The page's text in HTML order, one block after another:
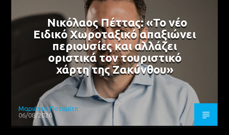
Νικόλαος Πέττας: «Το νέο
Ειδικό Χωροταξικό απαξιώνει
περιουσίες και αλλάζει
οριστικά τον τουριστικό
χάρτη της Ζακύνθου»
Μαριέττα Ποταμίτη
06/08/2026